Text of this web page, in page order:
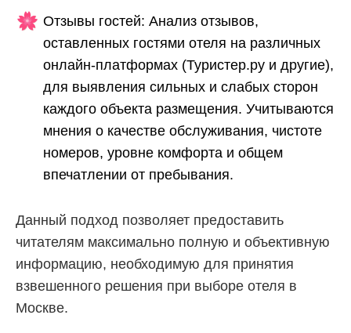
Отзывы гостей: Анализ отзывов,
оставленных гостями отеля на различных
онлайн-платформах (Туристер.ру и другие),
для выявления сильных и слабых сторон
каждого объекта размещения. Учитываются
мнения о качестве обслуживания, чистоте
номеров, уровне комфорта и общем
впечатлении от пребывания.
Данный подход позволяет предоставить
читателям максимально полную и объективную
информацию, необходимую для принятия
взвешенного решения при выборе отеля в
Москве.